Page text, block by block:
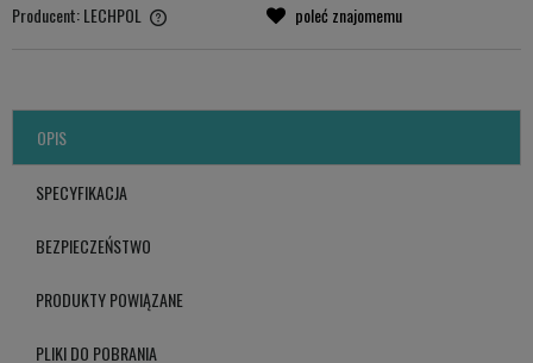
Producent:LECHPOL
LECHPOL ELECTRONICS LESZEK Sp.k.
poleć znajomemu
OPIS
SPECYFIKACJA
BEZPIECZEŃSTWO
PRODUKTY POWIĄZANE
PLIKI DO POBRANIA